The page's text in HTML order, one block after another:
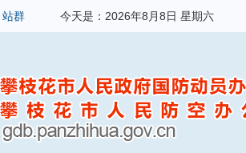
站群 今天是： 2026年8月8日 星期六